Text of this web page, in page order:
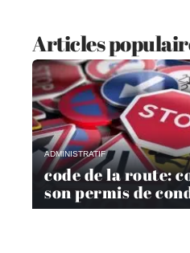
Articles
ADMINISTRATIF
code de la route:
son permis de